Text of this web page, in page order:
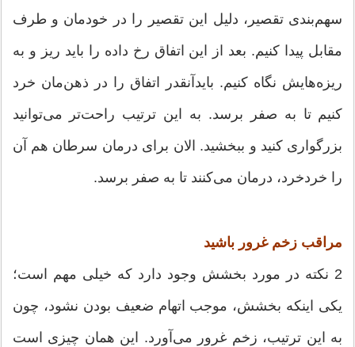
سهم‌بندی تقصیر، دلیل این تقصیر را در خودمان و طرف
مقابل پیدا کنیم. بعد از این اتفاق رخ داده را باید ریز و به
ریزه‌هایش نگاه کنیم. بایدآنقدر اتفاق را در ذهن‌مان خرد
کنیم تا به صفر برسد. به این ترتیب راحت‌تر می‌توانید
بزرگواری کنید و ببخشید. الان برای درمان سرطان هم آن
را خردخرد، درمان می‌کنند تا به صفر برسد.
مراقب زخم غرور باشید
2 نکته در مورد بخشش وجود دارد که خیلی مهم است؛
یکی اینکه بخشش، موجب اتهام ضعیف بودن نشود، چون
به این ترتیب، زخم غرور می‌آورد. این همان چیزی است